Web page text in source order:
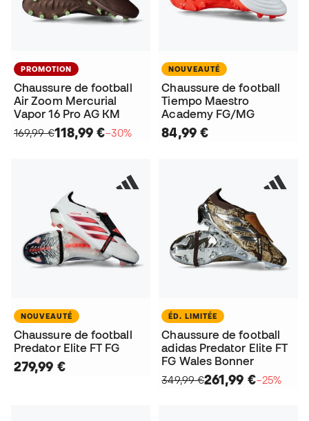
PROMOTION
Chaussure de football
Air Zoom Mercurial
Vapor 16 Pro AG KM
169,99 €118,99 €−30%
NOUVEAUTÉ
Chaussure de football
Tiempo Maestro
Academy FG/MG
84,99 €
NOUVEAUTÉ
Chaussure de football
Predator Elite FT FG
279,99 €
ÉD. LIMITÉE
Chaussure de football
adidas Predator Elite FT
FG Wales Bonner
349,99 €261,99 €−25%